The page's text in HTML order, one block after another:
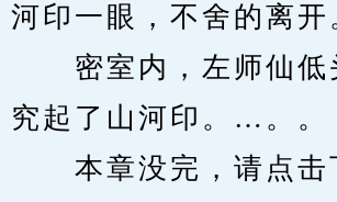
河印一眼，不舍的离开
密室内，左师仙低
究起了山河印。…。。
本章没完，请点击